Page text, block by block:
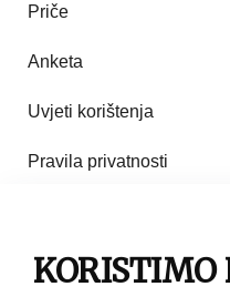
Priče
Anketa
Uvjeti korištenja
Pravila privatnosti
Pravila korištenja
KORISTIMO